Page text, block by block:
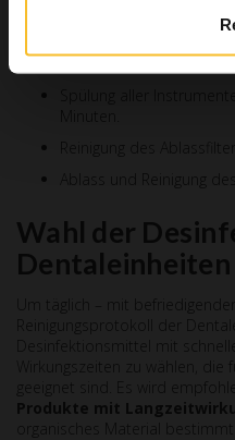
Spülung der
Ablass und Reinigung
Wahl der
Dentaleinheiten
Um täglich – mit
Reinigungsprotokoll der
Desinfektionsmittel mit
Wirkungszeiten zu wählen,
geeignet sind. Es wird
Produkte mit
organisches Material bestimmt